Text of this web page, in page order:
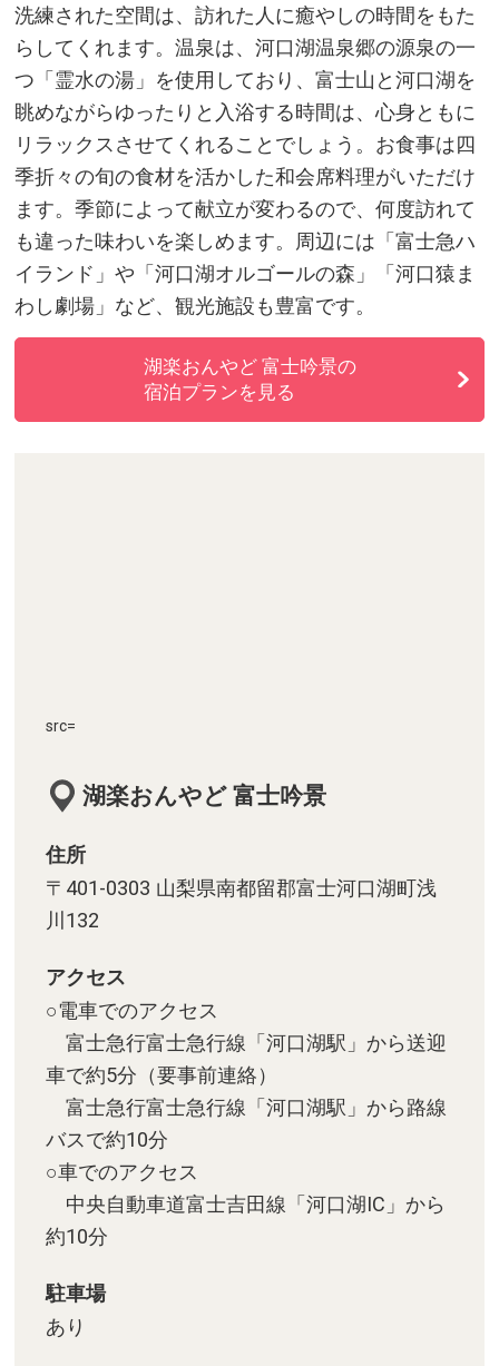
洗練された空間は、訪れた人に癒やしの時間をもた
らしてくれます。温泉は、河口湖温泉郷の源泉の一
つ「霊水の湯」を使用しており、富士山と河口湖を
眺めながらゆったりと入浴する時間は、心身ともに
リラックスさせてくれることでしょう。お食事は四
季折々の旬の食材を活かした和会席料理がいただけ
ます。季節によって献立が変わるので、何度訪れて
も違った味わいを楽しめます。周辺には「富士急ハ
イランド」や「河口湖オルゴールの森」「河口猿ま
わし劇場」など、観光施設も豊富です。
湖楽おんやど 富士吟景の
宿泊プランを見る
src=
湖楽おんやど 富士吟景
住所
〒401-0303 山梨県南都留郡富士河口湖町浅
川132
アクセス
○電車でのアクセス
富士急行富士急行線「河口湖駅」から送迎
車で約5分（要事前連絡）
富士急行富士急行線「河口湖駅」から路線
バスで約10分
○車でのアクセス
中央自動車道富士吉田線「河口湖IC」から
約10分
駐車場
あり